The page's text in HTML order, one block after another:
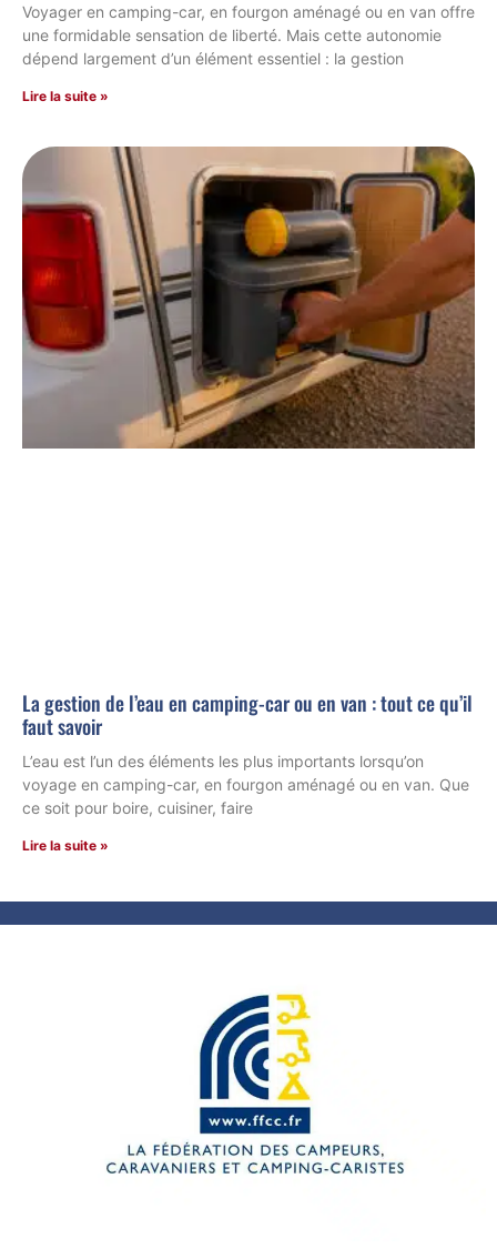
Voyager en camping-car, en fourgon aménagé ou en van offre
une formidable sensation de liberté. Mais cette autonomie
dépend largement d’un élément essentiel : la gestion
Lire la suite »
La gestion de l’eau en camping-car ou en van : tout ce qu’il
faut savoir
L’eau est l’un des éléments les plus importants lorsqu’on
voyage en camping-car, en fourgon aménagé ou en van. Que
ce soit pour boire, cuisiner, faire
Lire la suite »